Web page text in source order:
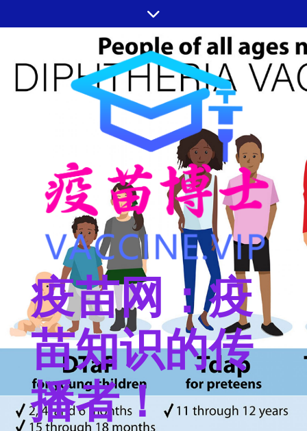
至
疫苗网：疫
苗知识的传
播者！